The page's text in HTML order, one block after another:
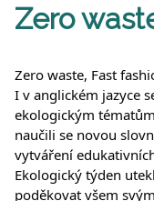
Zero
Zero waste, Fast
I v anglickém jazyce
ekologickým
naučili se novou
vytváření
Ekologický týden
poděkovat všem